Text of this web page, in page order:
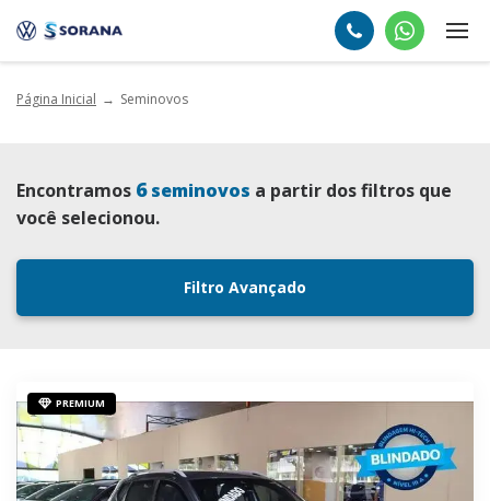
Página Inicial Seminovos
Encontramos 6seminovos a partir dos filtros que
você selecionou.
Filtro Avançado
PREMIUM